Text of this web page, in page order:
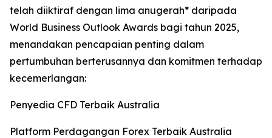
telah diiktiraf dengan lima anugerah* daripada
World Business Outlook Awards bagi tahun 2025,
menandakan pencapaian penting dalam
pertumbuhan berterusannya dan komitmen terhadap
kecemerlangan:
Penyedia CFD Terbaik Australia
Platform Perdagangan Forex Terbaik Australia